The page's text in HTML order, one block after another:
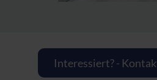
Interessiert? -